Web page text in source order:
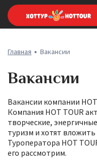
Главная Вакансии
Вакансии
Вакансии компании
Компания HOT TOUR
творческие,
туризм и хотят
Туроператора HOT
его рассмотрим.